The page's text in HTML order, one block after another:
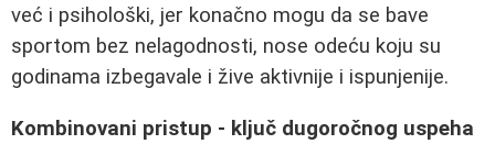
već i psihološki, jer konačno mogu da se bave
sportom bez nelagodnosti, nose odeću koju su
godinama izbegavale i žive aktivnije i ispunjenije.
Kombinovani pristup - ključ dugoročnog uspeha